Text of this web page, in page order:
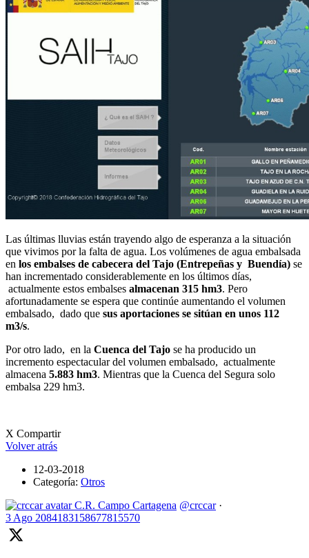
Las últimas lluvias están trayendo algo de esperanza a la situación
que vivimos por la falta de agua. Los volúmenes de agua embalsada
en los embalses de cabecera del Tajo (Entrepeñas y Buendía) se
han incrementado considerablemente en los últimos días,
actualmente estos embalses almacenan 315 hm3. Pero
afortunadamente se espera que continúe aumentando el volumen
embalsado, dado que sus aportaciones se sitúan en unos 112
m3/s.
Por otro lado, en la Cuenca del Tajo se ha producido un
incremento espectacular del volumen embalsado, actualmente
almacena 5.883 hm3. Mientras que la Cuenca del Segura solo
embalsa 229 hm3.
X Compartir
Volver atrás
12-03-2018
Categoría: Otros
C.R. Campo Cartagena @crccar ·
3 Ago 2084183158677815570